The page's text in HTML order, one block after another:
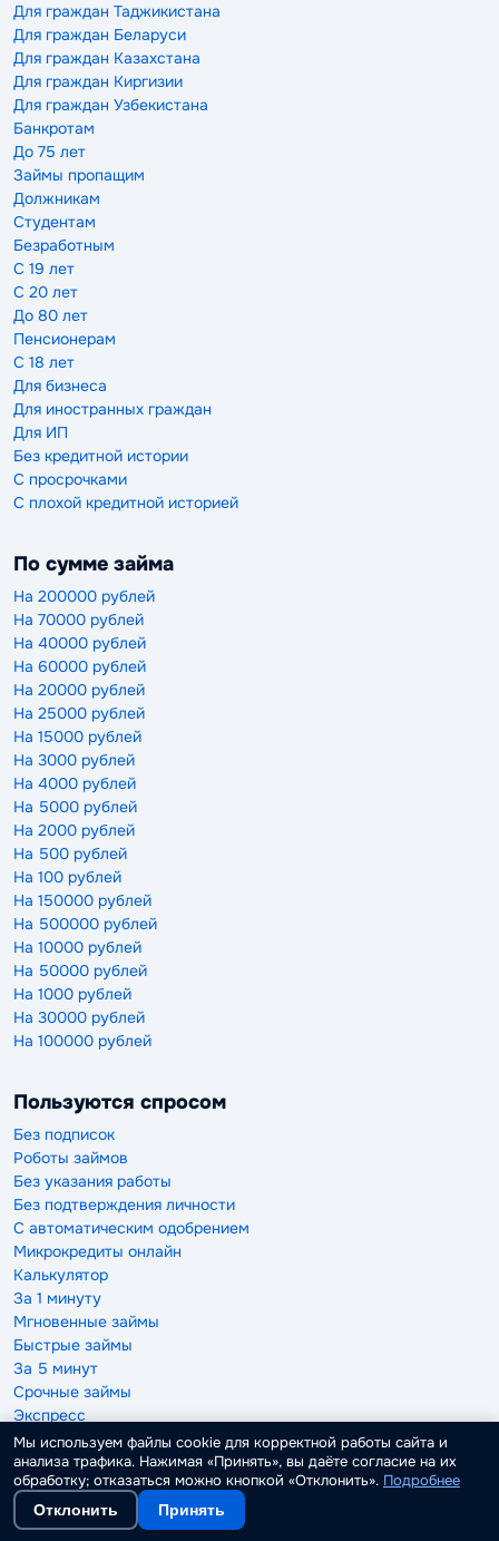
Для граждан Таджикистана
Для граждан Беларуси
Для граждан Казахстана
Для граждан Киргизии
Для граждан Узбекистана
Банкротам
До 75 лет
Займы пропащим
Должникам
Студентам
Безработным
С 19 лет
С 20 лет
До 80 лет
Пенсионерам
С 18 лет
Для бизнеса
Для иностранных граждан
Для ИП
Без кредитной истории
С просрочками
С плохой кредитной историей
По сумме займа
На 200000 рублей
На 70000 рублей
На 40000 рублей
На 60000 рублей
На 20000 рублей
На 25000 рублей
На 15000 рублей
На 3000 рублей
На 4000 рублей
На 5000 рублей
На 2000 рублей
На 500 рублей
На 100 рублей
На 150000 рублей
На 500000 рублей
На 10000 рублей
На 50000 рублей
На 1000 рублей
На 30000 рублей
На 100000 рублей
Пользуются спросом
Без подписок
Роботы займов
Без указания работы
Без подтверждения личности
С автоматическим одобрением
Микрокредиты онлайн
Калькулятор
За 1 минуту
Мгновенные займы
Быстрые займы
За 5 минут
Срочные займы
Экспресс
Займ на дом
Частные Займы
С ежемесячным платежом
Новые
Проверенные
Мы используем файлы cookie для корректной работы сайта и
анализа трафика. Нажимая «Принять», вы даёте согласие на их
обработку; отказаться можно кнопкой «Отклонить». Подробнее
Отклонить Принять